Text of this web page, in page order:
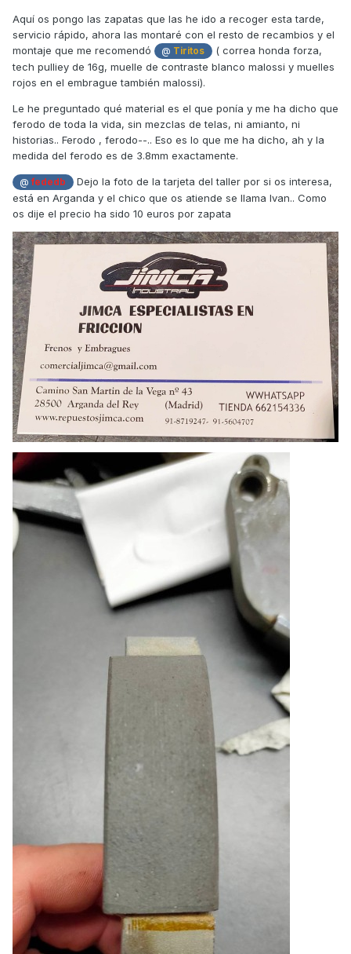
Os dejo unas fotos de cómo se las he entregado... cuando
las recoja mañana os pondré las fotos de como quedan
Un saludo, amigos.
Aquí os pongo las zapatas que las he ido a recoger esta tarde,
servicio rápido, ahora las montaré con el resto de recambios y el
montaje que me recomendó
@ Tiritos
( correa honda forza,
tech pulliey de 16g, muelle de contraste blanco malossi y muelles
rojos en el embrague también malossi).
Le he preguntado qué material es el que ponía y me ha dicho que
ferodo de toda la vida, sin mezclas de telas, ni amianto, ni
historias.. Ferodo , ferodo--.. Eso es lo que me ha dicho, ah y la
medida del ferodo es de 3.8mm exactamente.
@ fededb
Dejo la foto de la tarjeta del taller por si os interesa,
está en Arganda y el chico que os atiende se llama Ivan.. Como
os dije el precio ha sido 10 euros por zapata